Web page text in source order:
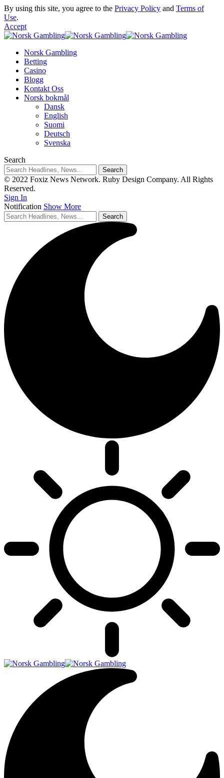
By using this site, you agree to the Privacy Policy and Terms of
Use.
Accept
Norsk Gambling
Betting
Casino
Blogg
Kontakt Oss
Norsk bokmål
Dansk
English
Suomi
Deutsch
Svenska
Search
© 2022 Foxiz News Network. Ruby Design Company. All Rights
Reserved.
Sign In
Notification Show More